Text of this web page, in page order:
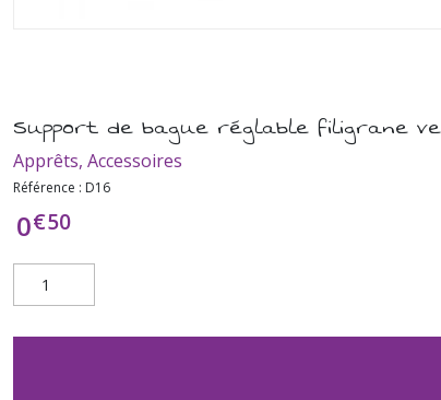
Support de bague réglable filigrane
Apprêts, Accessoires
Référence : D16
0€50